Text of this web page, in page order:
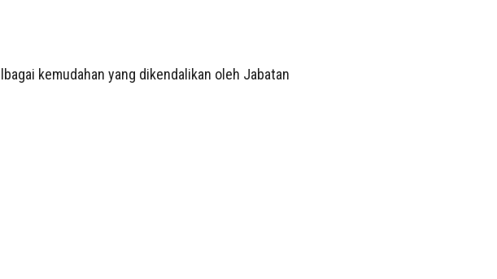
kemudahan yang dikendalikan oleh Jabatan